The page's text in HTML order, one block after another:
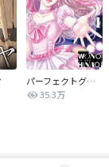
パーフェクトグリッター
35.3万